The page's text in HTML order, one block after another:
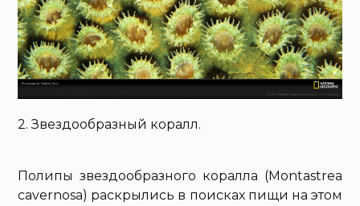
2. Звездообразный коралл.
Полипы звездообразного коралла (Montastrea
cavernosa) раскрылись в поисках пищи на этом